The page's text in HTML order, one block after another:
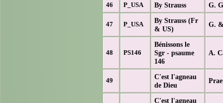
46 P_USA By Strauss G.
47 P_USA
By Strauss (Fr
& US)
G.
48 PS146
Bénissons le
Sgr - psaume
146
A.
49
C'est l'agneau
de Dieu
C'est l'agneau